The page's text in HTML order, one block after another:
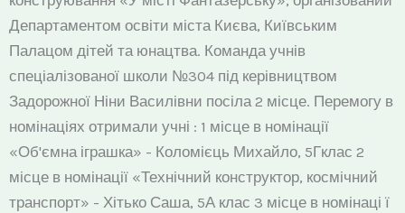
Департаментом освіти міста Києва, Київським
Палацом дітей та юнацтва. Команда учнів
спеціалізованої школи №304 під керівництвом
Задорожної Ніни Василівни посіла 2 місце. Перемогу в
номінаціях отримали учні : 1 місце в номінації
«Об'ємна іграшка» - Коломієць Михайло, 5Гклас 2
місце в номінації «Технічний конструктор, космічний
транспорт» - Хітько Саша, 5А клас 3 місце в номінаці ї